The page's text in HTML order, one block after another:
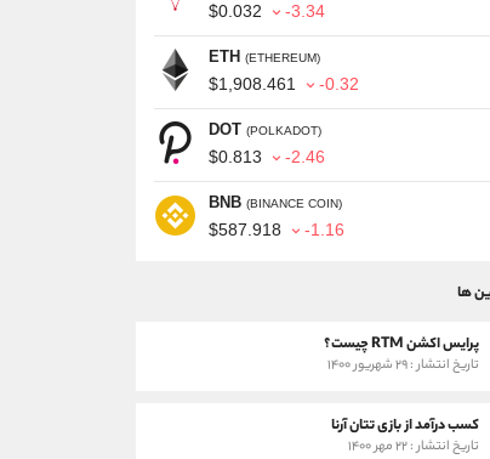
$0.032 -3.34
ETH (ETHEREUM)
$1,908.461 -0.32
DOT (POLKADOT)
$0.813 -2.46
BNB (BINANCE COIN)
$587.918 -1.16
ها
پرایس اکشن RTM چیست؟
تاریخ انتشار : ۲۹ شهریور ۱۴۰۰
کسب درآمد از بازی تتان آرنا
تاریخ انتشار : ۲۲ مهر ۱۴۰۰